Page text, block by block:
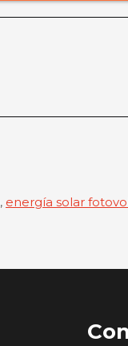
, energía solar